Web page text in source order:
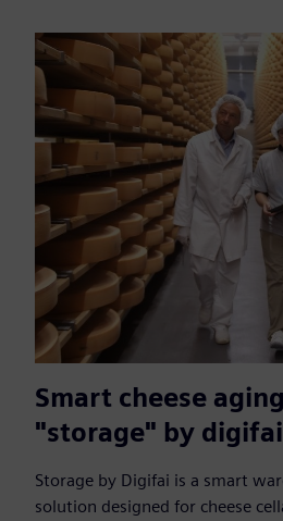
Smart cheese
"storage" by digifai
Storage by Digifai is a smart
solution designed for cheese